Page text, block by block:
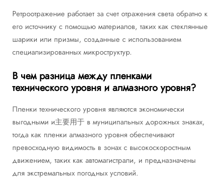
Ретроотражение работает за счет отражения света обратно к
его источнику с помощью материалов, таких как стеклянные
шарики или призмы, созданные с использованием
специализированных микроструктур.
В чем разница между пленками
технического уровня и алмазного уровня?
Пленки технического уровня являются экономически
выгодными и主要用于 в муниципальных дорожных знаках,
тогда как пленки алмазного уровня обеспечивают
превосходную видимость в зонах с высокоскоростным
движением, таких как автомагистрали, и предназначены
для экстремальных погодных условий.